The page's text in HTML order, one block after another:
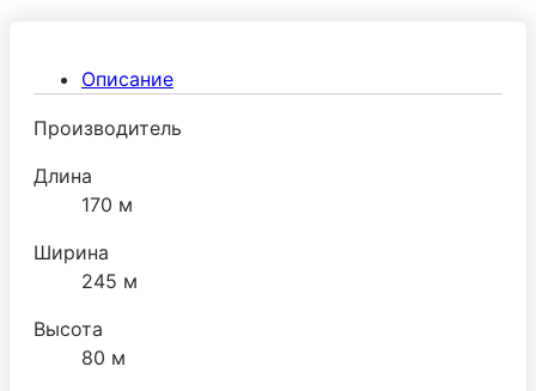
Описание
Производитель
Длина
170 м
Ширина
245 м
Высота
80 м